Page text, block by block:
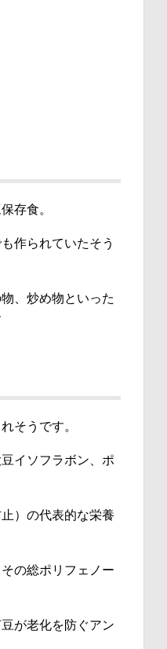
存食。
作られていたそう
、炒め物といった
そうです。
イソフラボン、ポ
）の代表的な栄養
の総ポリフェノー
が老化を防ぐアン